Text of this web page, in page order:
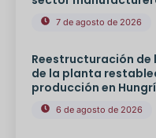
7 de agosto de 2026
Reestructuración
de la planta
producción en
6 de agosto de 2026